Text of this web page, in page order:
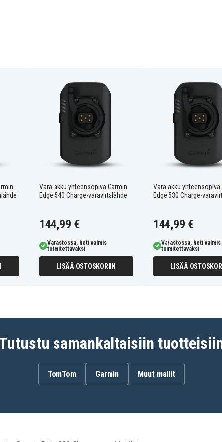
Vara-akku yhteensopiva Garmin
Edge 540 Charge-varavirtalähde
144,99 €
Varastossa, heti valmis
toimitettavaksi
LISÄÄ OSTOSKORIIN
Vara-akku yhteensopiva
Edge 530 Charge-
144,99 €
Varastossa, heti valmis
toimitettavaksi
LISÄÄ
samankaltaisiin
TomTom Garmin Muut mallit